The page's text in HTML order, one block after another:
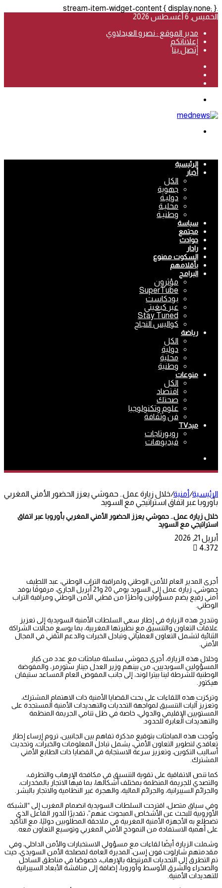
.stream-item-widget-content { display:none; }
الخميس, 6 أغسطس 2026
مدير الموقع : نصرو العبدلاوي
إعلاناتكم
إتصل بنا
الرئيسية
أخبار
الكل
جهوية
دوليـة
محليـة
وطنيـة
سياسة
مجتمع
حوادث
رادار
السكوت ممنوع
بأقلامهم
البرامج
مؤثرون
SuperTube
بودكاست
عبر كبغيتي
Stay Tuned
كواليس النجاح
رياضة
الكل
دولية
محلية
وطنية
منوعات
الكل
اقتصاد
صحتك
علوم وتكنولوجيا
فن وثقافة
ميدTV
روبورتاجات
فيديوهات
الرئيسية/أمنية/خلال زيارة عمل.. حموشي يعزز الحضور الأمني المغربي
بأوروبا عبر اتفاق استراتيجي مع السويد
خلال زيارة عمل.. حموشي يعزز الحضور الأمني المغربي بأوروبا عبر اتفاق
استراتيجي مع السويد
أبريل 21, 2026
4٬372
أجرى المدير العام للأمن الوطني ولمراقبة التراب الوطني، عبد اللطيف
حموشي، زيارة عمل إلى السويد يومي 20 و21 أبريل الجاري، مرفوقًا بوفد
أمني رفيع يضم مسؤولين وأطرًا من قطبي الأمن الوطني ومراقبة التراب
الوطني.
وتندرج هذه الزيارة في إطار سعي السلطات الأمنية السويدية إلى تعزيز
علاقات التعاون والتنسيق مع نظيرتها المغربية، بما يوسع مجالات الشراكة
الثنائية لتشمل التعاون العملياتي وتبادل الخبرات والدعم التقني في المجال
الأمني.
وخلال هذه الزيارة، أجرى حموشي سلسلة مباحثات مع عدد من كبار
المسؤولين السويديين، من بينهم وزير العدل جينار ستورمر، والمفوضة
الوطنية للشرطة لينا بيترا لوند، إلى جانب المفوض العام المساعد ستيفان
هيكتور.
وتركزت هذه اللقاءات على بحث القضايا الأمنية ذات الاهتمام المشترك،
وتعزيز آليات التنسيق لمواجهة التحديات والتهديدات الأمنية المستجدة على
المستويين الإقليمي والدولي، خاصة في ظل تنامي الجريمة المنظمة
والتهديدات العابرة للحدود.
وتُوجت هذه المباحثات بتوقيع مذكرة تفاهم بين الجانبين، تروم إرساء إطار
تعاقدي لتطوير التعاون الأمني، يشمل تبادل المعلومات والخبرات، وتحديث
أساليب التكوين، وتعزيز سرعة الاستجابة في القضايا ذات الطابع الأمني
المشترك.
كما تنص الاتفاقية على تقوية التنسيق في مكافحة الإرهاب والتطرف،
والتصدي للجريمة المنظمة بمختلف أشكالها، بما فيها الاتجار بالمخدرات،
والجرائم السيبرانية، والجرائم المالية، والهجرة غير النظامية والاتجار بالبشر.
وفي سياق متصل، اقترحت السلطات السويدية انضمام المغرب إلى “الشبكة
الأوروبية للبحث عن الأشخاص المبحوث عنهم”، تقديرًا للدور الفاعل الذي
تضطلع به الأجهزة الأمنية المغربية في ملاحقة المطلوبين دوليًا، مع التأكيد
على أهمية الاستفادة من النموذج الأمني المغربي وتوسيع التعاون معه.
وشملت الزيارة أيضًا لقاءات مع مسؤولي الاستخبارات والأمن الداخلي، وفي
مقدمتهم شارلوت فون إسن، المديرة العامة لمصلحة الأمن السويدي، حيث
تم التطرق إلى التحديات المرتبطة بالإرهاب، خصوصًا في مناطق الساحل
والصحراء والشرق الأوسط وأوروبا، إضافة إلى مناقشة الأبعاد السيبرانية
للتهديدات الأمنية.